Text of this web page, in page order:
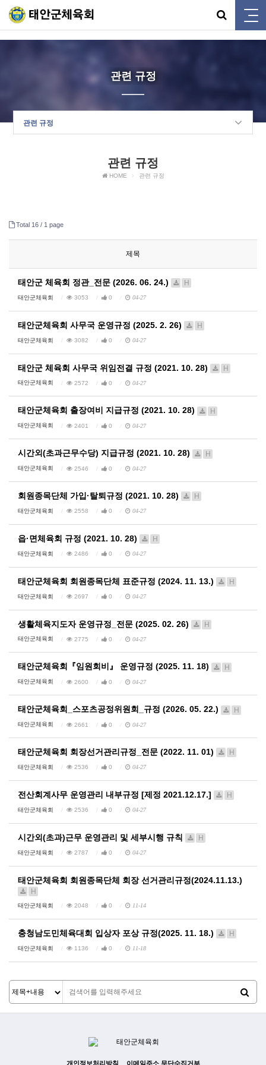
태안군체육회
관련 규정
관련 규정
관련 규정
HOME 관련 규정
Total 16 / 1 page
제목
태안군 체육회 정관_전문 (2026. 06. 24.) H
태안군체육회 3053 0 04-27
태안군체육회 사무국 운영규정 (2025. 2. 26) H
태안군체육회 3082 0 04-27
태안군 체육회 사무국 위임전결 규정 (2021. 10. 28) H
태안군체육회 2572 0 04-27
태안군체육회 출장여비 지급규정 (2021. 10. 28) H
태안군체육회 2401 0 04-27
시간외(초과근무수당) 지급규정 (2021. 10. 28) H
태안군체육회 2546 0 04-27
회원종목단체 가입·탈퇴규정 (2021. 10. 28) H
태안군체육회 2558 0 04-27
읍·면체육회 규정 (2021. 10. 28) H
태안군체육회 2486 0 04-27
태안군체육회 회원종목단체 표준규정 (2024. 11. 13.) H
태안군체육회 2697 0 04-27
생활체육지도자 운영규정_전문 (2025. 02. 26) H
태안군체육회 2775 0 04-27
태안군체육회『임원회비』 운영규정 (2025. 11. 18) H
태안군체육회 2600 0 04-27
태안군체육회_스포츠공정위원회_규정 (2026. 05. 22.) H
태안군체육회 2661 0 04-27
태안군체육회 회장선거관리규정_전문 (2022. 11. 01) H
태안군체육회 2536 0 04-27
전산회계사무 운영관리 내부규정 [제정 2021.12.17.] H
태안군체육회 2536 0 04-27
시간외(초과)근무 운영관리 및 세부시행 규칙 H
태안군체육회 2787 0 04-27
태안군체육회 회원종목단체 회장 선거관리규정(2024.11.13.)
H
태안군체육회 2048 0 11-14
충청남도민체육대회 입상자 포상 규정(2025. 11. 18.) H
태안군체육회 1136 0 11-18
개인정보처리방침 이메일주소 무단수집거부